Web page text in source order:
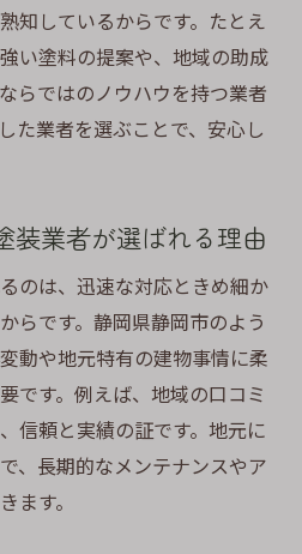
知しているからです。たとえ
い塗料の提案や、地域の助成
らではのノウハウを持つ業者
た業者を選ぶことで、安心し
装業者が選ばれる理由
のは、迅速な対応ときめ細か
らです。静岡県静岡市のよう
動や地元特有の建物事情に柔
です。例えば、地域の口コミ
信頼と実績の証です。地元に
、長期的なメンテナンスやア
ます。